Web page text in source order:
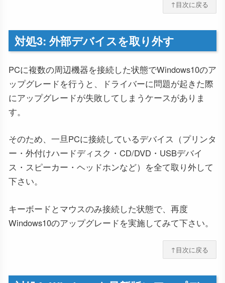
↑目次に戻る
対処3: 外部デバイスを取り外す
PCに複数の周辺機器を接続した状態でWindows10のア
ップグレードを行うと、ドライバーに問題が起きた際
にアップグレードが失敗してしまうケースがありま
す。
そのため、一旦PCに接続しているデバイス（プリンタ
ー・外付けハードディスク・CD/DVD・USBデバイ
ス・スピーカー・ヘッドホンなど）を全て取り外して
下さい。
キーボードとマウスのみ接続した状態で、再度
Windows10のアップグレードを実施してみて下さい。
↑目次に戻る